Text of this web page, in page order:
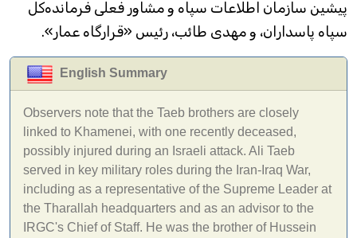
پیشین سازمان اطلاعات سپاه و مشاور فعلی فرمانده‌کل
سپاه پاسداران، و مهدی طائب، رئیس «قرارگاه عمار».
English Summary
Observers note that the Taeb brothers are closely
linked to Khamenei, with one recently deceased,
possibly injured during an Israeli attack. Ali Taeb
served in key military roles during the Iran-Iraq War,
including as a representative of the Supreme Leader at
the Tharallah headquarters and as an advisor to the
IRGC's Chief of Staff. He was the brother of Hussein